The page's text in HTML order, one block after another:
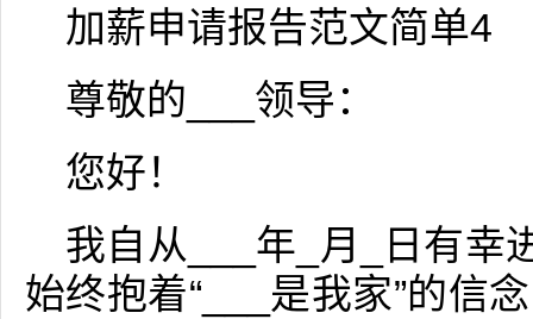
加薪申请报告范文简单4
尊敬的___领导：
您好！
我自从___年_月_日有幸
始终抱着“___是我家”的信